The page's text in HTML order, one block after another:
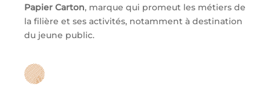
Papier Carton, marque qui promeut les métiers de
la filière et ses activités, notamment à destination
du jeune public.